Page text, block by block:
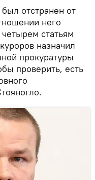
отстранен от
него
статьям
назначил
прокуратуры
проверить, есть